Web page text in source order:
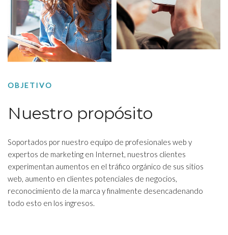
OBJETIVO
Nuestro propósito
Soportados por nuestro equipo de profesionales web y
expertos de marketing en Internet, nuestros clientes
experimentan aumentos en el tráfico orgánico de sus sitios
web, aumento en clientes potenciales de negocios,
reconocimiento de la marca y finalmente desencadenando
todo esto en los ingresos.